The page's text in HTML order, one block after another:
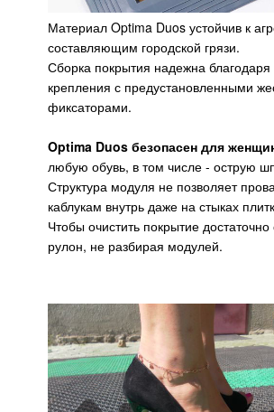
Материал Optima Duos устойчив к
составляющим городской грязи.
Сборка покрытия надежна благодаря
крепления с предустановленными
фиксаторами.
Optima Duos безопасен для
любую обувь, в том числе - острую
Структура модуля не позволяет
каблукам внутрь даже на стыках
Чтобы очистить покрытие достаточно
рулон, не разбирая модулей.